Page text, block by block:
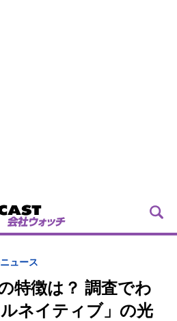
ュース
特徴は？ 調査でわ
ネイティブ」の光